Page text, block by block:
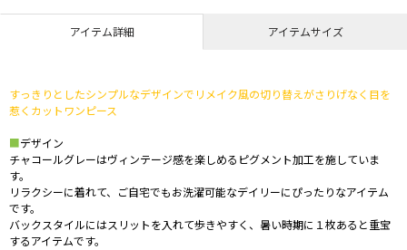
アイテム詳細 アイテムサイズ
すっきりとしたシンプルなデザインでリメイク風の切り替えがさりげなく目を
惹くカットワンピース
■デザイン
チャコールグレーはヴィンテージ感を楽しめるピグメント加工を施していま
す。
リラクシーに着れて、ご自宅でもお洗濯可能なデイリーにぴったりなアイテム
です。
バックスタイルにはスリットを入れて歩きやすく、暑い時期に１枚あると重宝
するアイテムです。